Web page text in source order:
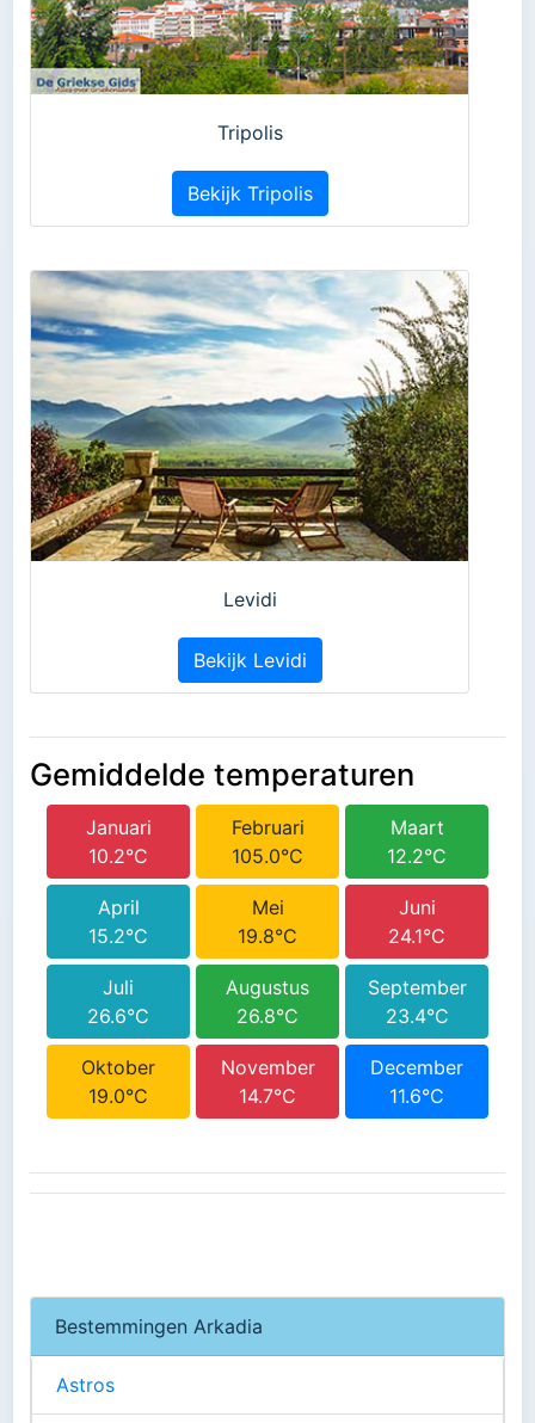
Tripolis
Bekijk Tripolis
Levidi
Bekijk Levidi
Gemiddelde temperaturen
Januari
10.2°C
Februari
105.0°C
Maart
12.2°C
April
15.2°C
Mei
19.8°C
Juni
24.1°C
Juli
26.6°C
Augustus
26.8°C
September
23.4°C
Oktober
19.0°C
November
14.7°C
December
11.6°C
Bestemmingen Arkadia
Astros